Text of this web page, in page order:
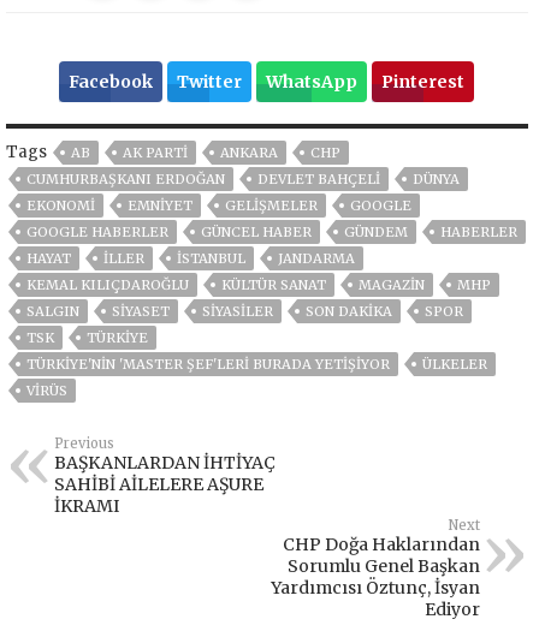
Facebook Twitter WhatsApp Pinterest
Tags AB AK PARTİ ANKARA
CHP
CUMHURBAŞKANI ERDOĞAN
DEVLET BAHÇELİ
DÜNYA
EKONOMİ
EMNİYET GELIŞMELER
GOOGLE
GOOGLE HABERLER
GÜNCEL HABER GÜNDEM
HABERLER
HAYAT
İLLER ISTANBUL
JANDARMA
KEMAL KILIÇDAROĞLU
KÜLTÜR SANAT MAGAZİN
MHP
SALGIN
SİYASET SİYASİLER SON DAKIKA
SPOR
TSK
TÜRKİYE
TÜRKIYE'NIN 'MASTER ŞEF'LERI BURADA YETIŞIYOR
ÜLKELER
VIRÜS
Previous
BAŞKANLARDAN İHTİYAÇ
SAHİBİ AİLELERE AŞURE
İKRAMI
Next
CHP Doğa Haklarından
Sorumlu Genel Başkan
Yardımcısı Öztunç, İsyan
Ediyor